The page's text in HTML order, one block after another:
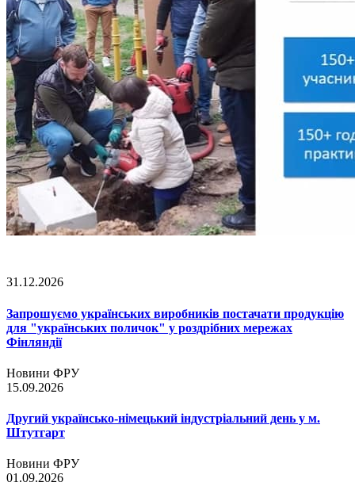
31.12.2026
Запрошуємо українських виробників постачати продукцію
для "українських поличок" у роздрібних мережах
Фінляндії
Новини ФРУ
15.09.2026
Другий українсько-німецький індустріальний день у м.
Штутгарт
Новини ФРУ
01.09.2026